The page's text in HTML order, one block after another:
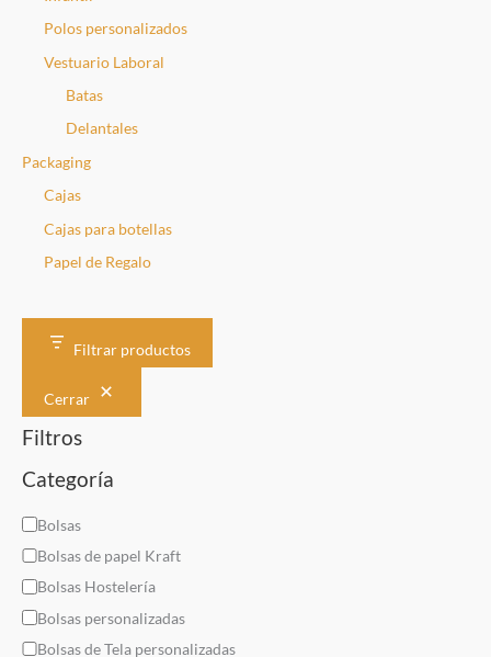
Polos personalizados
Vestuario Laboral
Batas
Delantales
Packaging
Cajas
Cajas para botellas
Papel de Regalo
Filtrar productos
Cerrar
Filtros
Categoría
C
a
t
e
g
Bolsas
Bolsas de papel Kraft
Bolsas Hostelería
Bolsas personalizadas
Bolsas de Tela personalizadas